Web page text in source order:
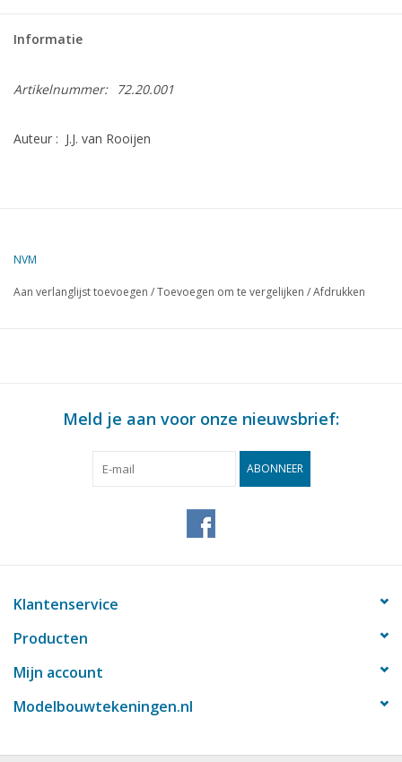
Nieuwe tekeningen
NIEUWE TIJDSCHRIFTEN
ABONNEMENT DE
Informatie
Artikelnummer: 72.20.001
Auteur : J.J. van Rooijen
NVM
Aan verlanglijst toevoegen /Toevoegen om te vergelijken /Afdrukken
Meld je aan voor onze nieuwsbrief:
ABONNEER
Klantenservice
Producten
Mijn account
Modelbouwtekeningen.nl